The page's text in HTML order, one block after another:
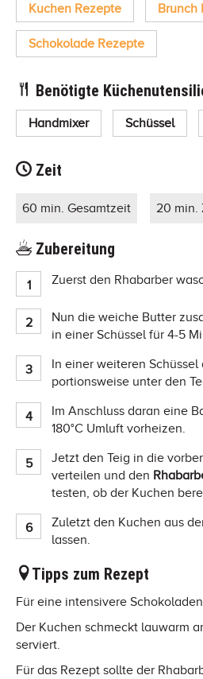
Kuchen Rezepte Brunch
Schokolade Rezepte
Benötigte
Handmixer Schüssel
Zeit
60 min. Gesamtzeit 20 min.
Zubereitung
Zuerst den Rhabarber
Nun die weiche Butter
in einer Schüssel für 4-5
In einer weiteren
portionsweise unter den
Im Anschluss daran eine
180°C Umluft vorheizen.
Jetzt den Teig in die
verteilen und den
testen, ob der Kuchen
Zuletzt den Kuchen aus
lassen.
Tipps zum Rezept
Für eine intensivere
Der Kuchen schmeckt lauwarm
serviert.
Für das Rezept sollte der